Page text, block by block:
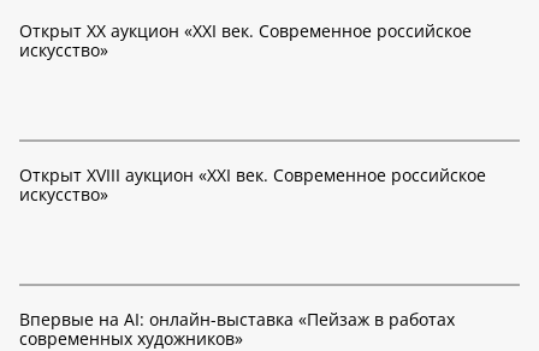
Открыт XX аукцион «XXI век. Современное российское
искусство»
Открыт XVIII аукцион «XXI век. Современное российское
искусство»
Впервые на AI: онлайн-выставка «Пейзаж в работах
современных художников»